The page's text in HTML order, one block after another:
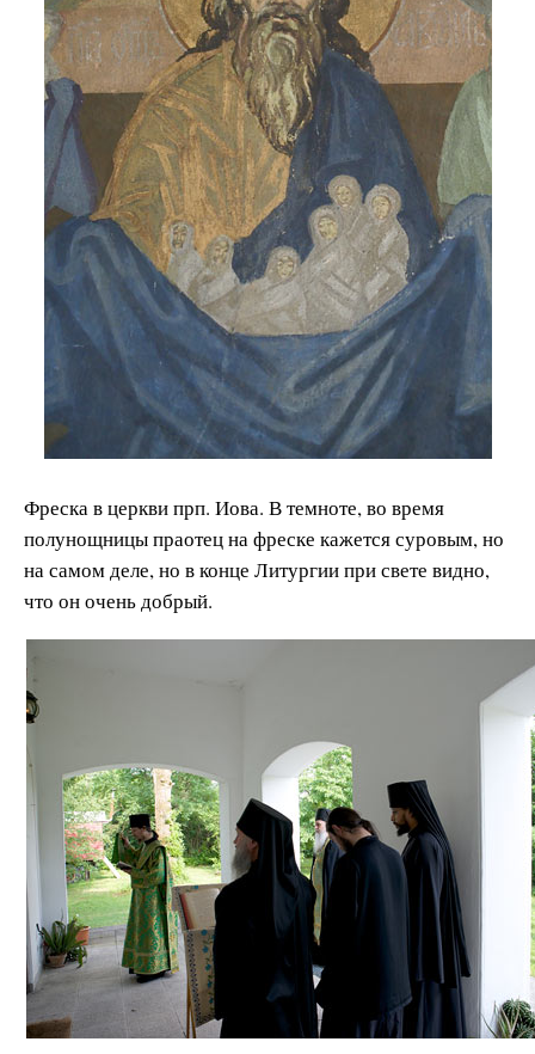
Фреска в церкви прп. Иова. В темноте, во время
полунощницы праотец на фреске кажется суровым, но
на самом деле, но в конце Литургии при свете видно,
что он очень добрый.